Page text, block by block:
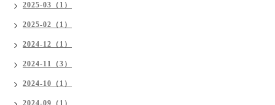
2025-03（1）
2025-02（1）
2024-12（1）
2024-11（3）
2024-10（1）
2024-09（1）